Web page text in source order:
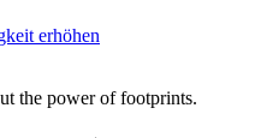
erhöhen
the power of footprints.